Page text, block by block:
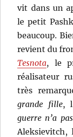
vit dans un
le petit
beaucoup.
revient du
Tesnota, le
réalisateur
très
grande fille,
guerre n’a
Aleksievitch,